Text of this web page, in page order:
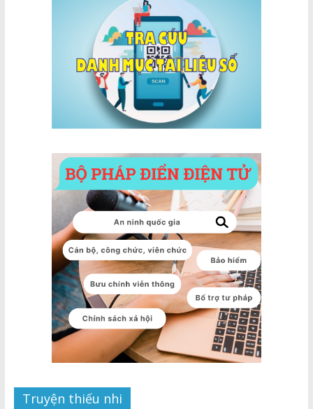
Truyện thiếu nhi